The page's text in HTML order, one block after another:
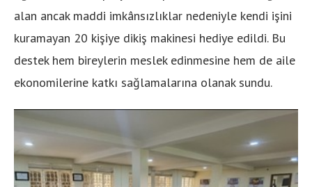
alan ancak maddi imkânsızlıklar nedeniyle kendi işini
kuramayan 20 kişiye dikiş makinesi hediye edildi. Bu
destek hem bireylerin meslek edinmesine hem de aile
ekonomilerine katkı sağlamalarına olanak sundu.